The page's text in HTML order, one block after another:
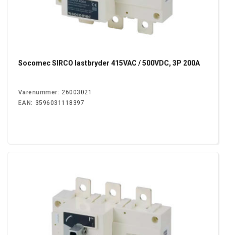
Socomec SIRCO lastbryder 415VAC / 500VDC, 3P 200A
Varenummer: 26003021
EAN: 3596031118397